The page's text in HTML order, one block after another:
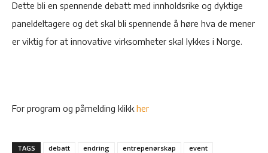
Dette bli en spennende debatt med innholdsrike og dyktige
paneldeltagere og det skal bli spennende å høre hva de mener
er viktig for at innovative virksomheter skal lykkes i Norge.
For program og påmelding klikk her
TAGS debatt endring entrepenørskap
event